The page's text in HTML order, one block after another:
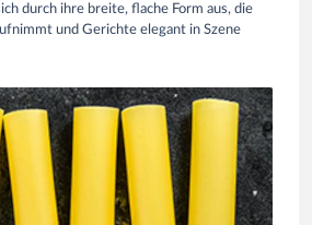
durch ihre breite, flache Form aus, die
und Gerichte elegant in Szene